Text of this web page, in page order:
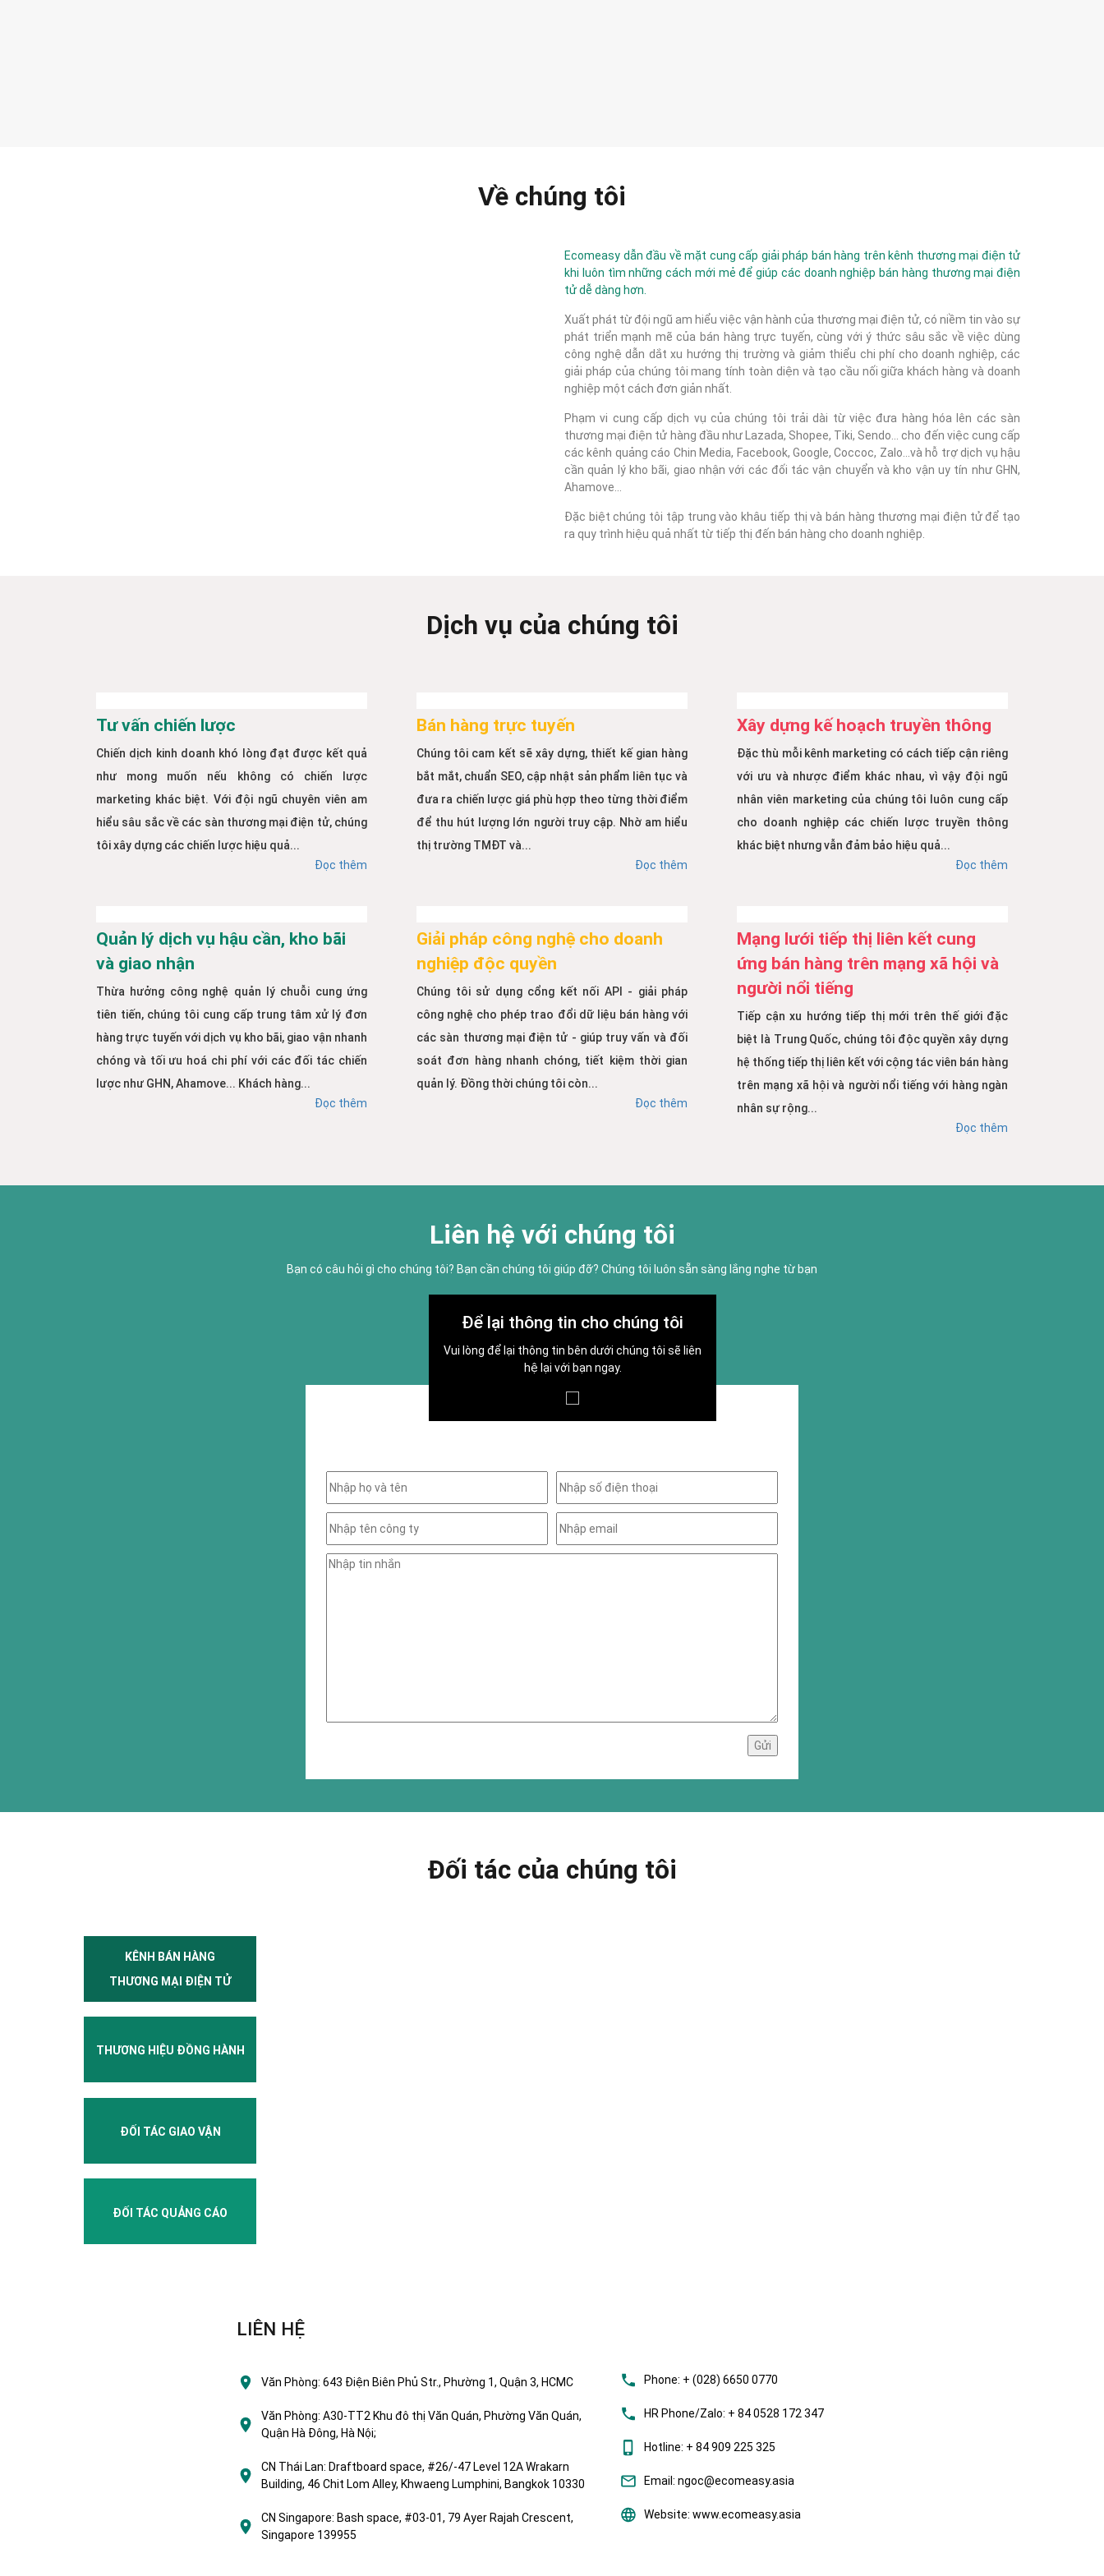
Về chúng tôi
Ecomeasy dẫn đầu về mặt cung cấp giải pháp bán hàng trên kênh thương mại điện tử
khi luôn tìm những cách mới mẻ để giúp các doanh nghiệp bán hàng thương mại điện
tử dễ dàng hơn.
Xuất phát từ đội ngũ am hiểu việc vận hành của thương mại điện tử, có niềm tin vào sự
phát triển mạnh mẽ của bán hàng trực tuyến, cùng với ý thức sâu sắc về việc dùng
công nghệ dẫn dắt xu hướng thị trường và giảm thiểu chi phí cho doanh nghiệp, các
giải pháp của chúng tôi mang tính toàn diện và tạo cầu nối giữa khách hàng và doanh
nghiệp một cách đơn giản nhất.
Phạm vi cung cấp dịch vụ của chúng tôi trải dài từ việc đưa hàng hóa lên các sàn
thương mại điện tử hàng đầu như Lazada, Shopee, Tiki, Sendo... cho đến việc cung cấp
các kênh quảng cáo Chin Media, Facebook, Google, Coccoc, Zalo...và hỗ trợ dịch vụ hậu
cần quản lý kho bãi, giao nhận với các đối tác vận chuyển và kho vận uy tín như GHN,
Ahamove...
Đặc biệt chúng tôi tập trung vào khâu tiếp thị và bán hàng thương mại điện tử để tạo
ra quy trình hiệu quả nhất từ tiếp thị đến bán hàng cho doanh nghiệp.
Dịch vụ của chúng tôi
Tư vấn chiến lược
Chiến dịch kinh doanh khó lòng đạt được kết quả
như mong muốn nếu không có chiến lược
marketing khác biệt. Với đội ngũ chuyên viên am
hiểu sâu sắc về các sàn thương mại điện tử, chúng
tôi xây dựng các chiến lược hiệu quả...
Đọc thêm
Bán hàng trực tuyến
Chúng tôi cam kết sẽ xây dựng, thiết kế gian hàng
bắt mắt, chuẩn SEO, cập nhật sản phẩm liên tục và
đưa ra chiến lược giá phù hợp theo từng thời điểm
để thu hút lượng lớn người truy cập. Nhờ am hiểu
thị trường TMĐT và...
Đọc thêm
Xây dựng kế hoạch truyền thông
Đặc thù mỗi kênh marketing có cách tiếp cận riêng
với ưu và nhược điểm khác nhau, vì vậy đội ngũ
nhân viên marketing của chúng tôi luôn cung cấp
cho doanh nghiệp các chiến lược truyền thông
khác biệt nhưng vẫn đảm bảo hiệu quả...
Đọc thêm
Quản lý dịch vụ hậu cần, kho bãi
và giao nhận
Thừa hưởng công nghệ quản lý chuỗi cung ứng
tiên tiến, chúng tôi cung cấp trung tâm xử lý đơn
hàng trực tuyến với dịch vụ kho bãi, giao vận nhanh
chóng và tối ưu hoá chi phí với các đối tác chiến
lược như GHN, Ahamove... Khách hàng...
Đọc thêm
Giải pháp công nghệ cho doanh
nghiệp độc quyền
Chúng tôi sử dụng cổng kết nối API - giải pháp
công nghệ cho phép trao đổi dữ liệu bán hàng với
các sàn thương mại điện tử - giúp truy vấn và đối
soát đơn hàng nhanh chóng, tiết kiệm thời gian
quản lý. Đồng thời chúng tôi còn...
Đọc thêm
Mạng lưới tiếp thị liên kết cung
ứng bán hàng trên mạng xã hội và
người nổi tiếng
Tiếp cận xu hướng tiếp thị mới trên thế giới đặc
biệt là Trung Quốc, chúng tôi độc quyền xây dựng
hệ thống tiếp thị liên kết với cộng tác viên bán hàng
trên mạng xã hội và người nổi tiếng với hàng ngàn
nhân sự rộng...
Đọc thêm
Liên hệ với chúng tôi
Bạn có câu hỏi gì cho chúng tôi? Bạn cần chúng tôi giúp đỡ? Chúng tôi luôn sẵn sàng lắng nghe từ bạn
Để lại thông tin cho chúng tôi
Vui lòng để lại thông tin bên dưới chúng tôi sẽ liên
hệ lại với bạn ngay.
Đối tác của chúng tôi
KÊNH BÁN HÀNG
THƯƠNG MẠI ĐIỆN TỬ
THƯƠNG HIỆU ĐỒNG HÀNH
ĐỐI TÁC GIAO VẬN
ĐỐI TÁC QUẢNG CÁO
LIÊN HỆ
Văn Phòng: 643 Điện Biên Phủ Str., Phường 1, Quận 3, HCMC
Văn Phòng: A30-TT2 Khu đô thị Văn Quán, Phường Văn Quán,
Quận Hà Đông, Hà Nội;
CN Thái Lan: Draftboard space, #26/-47 Level 12A Wrakarn
Building, 46 Chit Lom Alley, Khwaeng Lumphini, Bangkok 10330
CN Singapore: Bash space, #03-01, 79 Ayer Rajah Crescent,
Singapore 139955
Phone: + (028) 6650 0770
HR Phone/Zalo: + 84 0528 172 347
Hotline: + 84 909 225 325
Email: ngoc@ecomeasy.asia
Website: www.ecomeasy.asia